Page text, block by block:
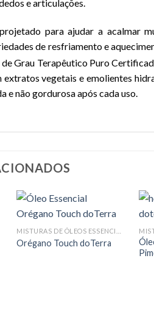
e articulações.
para ajudar a acalmar
de resfriamento e
deGrau Terapêutico Puro
extratos vegetais e emolientes
e não gordurosa após cada uso.
Orégano Touch doTerra